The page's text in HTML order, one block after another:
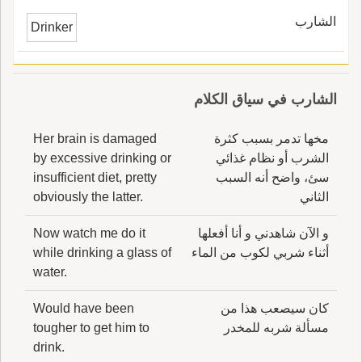
الشارب Drinker
الشارب في سياق الكلام
مخها تدمر بسبب كثرة
الشرب أو نظام غذائي
سئ، واضح أنه السبب
الثاني
Her brain is damaged
by excessive drinking or
insufficient diet, pretty
obviously the latter.
و الآن شاهدني و أنا أفعلها
أثناء شربي لكوب من الماء
Now watch me do it
while drinking a glass of
water.
كان سيصعب هذا من
مسألة شربه للمخدر
Would have been
tougher to get him to
drink.